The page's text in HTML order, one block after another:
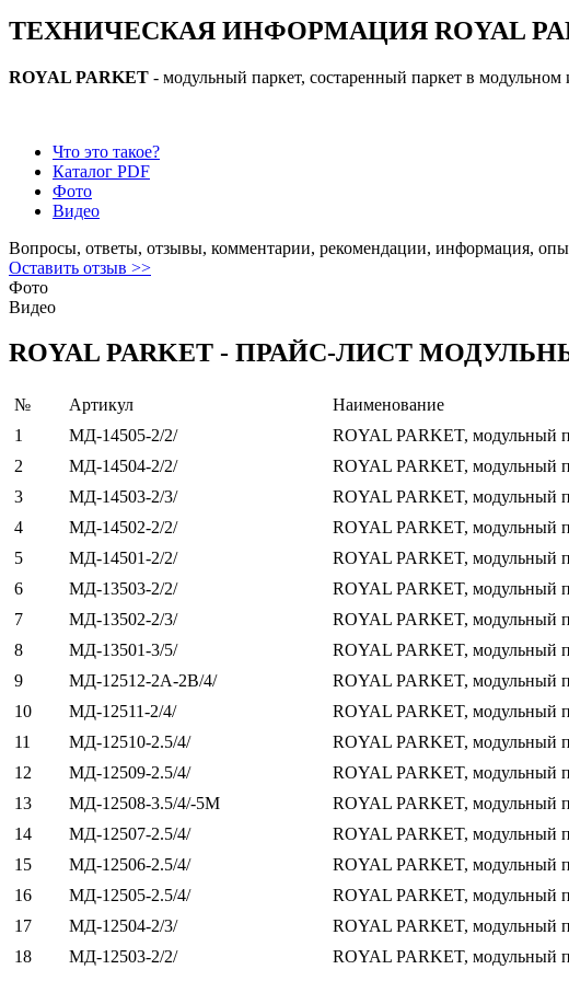
ТЕХНИЧЕСКАЯ ИНФОРМАЦИЯ ROYAL
ROYAL PARKET - модульный паркет, состаренный паркет в
Что это такое?
Каталог PDF
Фото
Видео
Вопросы, ответы, отзывы, комментарии, рекомендации, информация,
Оставить отзыв >>
Фото
Видео
ROYAL PARKET - ПРАЙС-ЛИСТ
№ Артикул Наименование
1
МД-14505-2/2/ ROYAL PARKET,
2
МД-14504-2/2/ ROYAL PARKET, модульный
3
МД-14503-2/3/ ROYAL PARKET, модульный
4
МД-14502-2/2/ ROYAL PARKET,
5
МД-14501-2/2/ ROYAL PARKET,
6
МД-13503-2/2/ ROYAL PARKET,
7
МД-13502-2/3/ ROYAL PARKET,
8
МД-13501-3/5/ ROYAL PARKET,
9
МД-12512-2А-2В/4/ ROYAL PARKET,
10
МД-12511-2/4/ ROYAL PARKET, модульный
11
МД-12510-2.5/4/ ROYAL PARKET, модульный
12
МД-12509-2.5/4/ ROYAL PARKET,
13
МД-12508-3.5/4/-5M ROYAL PARKET,
14
МД-12507-2.5/4/ ROYAL PARKET,
15
МД-12506-2.5/4/ ROYAL PARKET,
16
МД-12505-2.5/4/ ROYAL PARKET, модульный
17
МД-12504-2/3/ ROYAL PARKET,
18
МД-12503-2/2/ ROYAL PARKET, модульный